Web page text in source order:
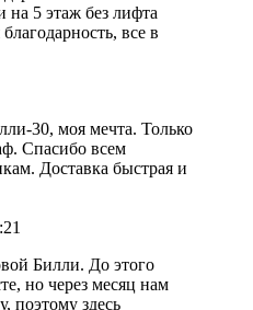
5 этаж без лифта
все в
30, моя мечта. Только
Спасибо всем
Доставка быстрая и
Билли. До этого
но через месяц нам
поэтому здесь